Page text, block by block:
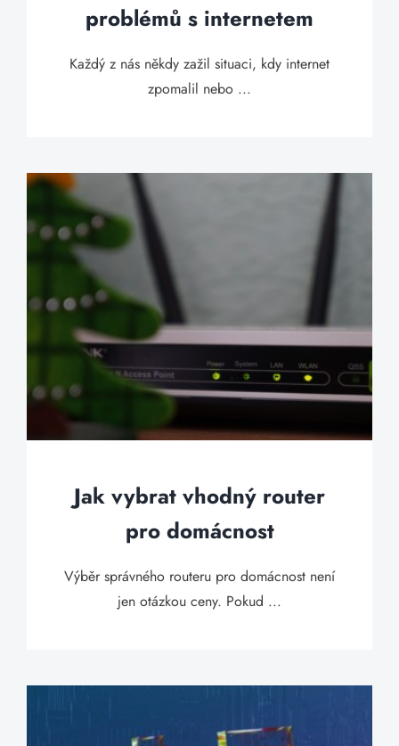
problémů s internetem
Každý z nás někdy zažil situaci, kdy internet
zpomalil nebo ...
Jak vybrat vhodný router
pro domácnost
Výběr správného routeru pro domácnost není
jen otázkou ceny. Pokud ...